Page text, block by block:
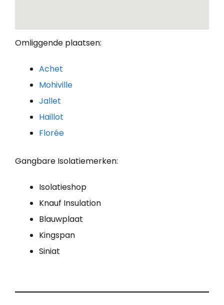
Omliggende plaatsen:
Achet
Mohiville
Jallet
Haillot
Florée
Gangbare Isolatiemerken:
Isolatieshop
Knauf Insulation
Blauwplaat
Kingspan
Siniat